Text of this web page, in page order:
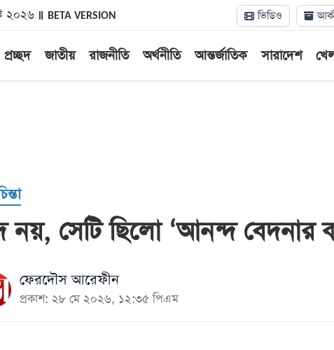
২০২৬ BETA VERSION ভিডিও
প্রচ্ছদ জাতীয় রাজনীতি অর্থনীতি আন্তর্জাতিক সারাদেশ
নয়, সেটি ছিলো ‘আনন্দ বেদনার
ফেরদৌস আরেফীন
প্রকাশ: ২৮ মে ২০২৬, ১২:৩৫ পিএম